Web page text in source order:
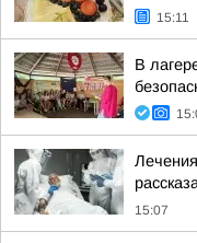
15:11
В
15:07